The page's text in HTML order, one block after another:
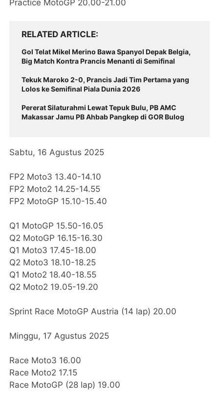
Practice MotoGP 20.00-21.00
RELATED ARTICLE
Gol Telat Mikel Merino Bawa Spanyol Depak Belgia,
Big Match Kontra Prancis Menanti di Semifinal
Tekuk Maroko 2-0, Prancis Jadi Tim Pertama yang
Lolos ke Semifinal Piala Dunia 2026
Pererat Silaturahmi Lewat Tepuk Bulu, PB AMC
Makassar Jamu PB Ahbab Pangkep di GOR Bulog
Sabtu, 16 Agustus 2025
FP2 Moto3 13.40-14.10
FP2 Moto2 14.25-14.55
FP2 MotoGP 15.10-15.40
Q1 MotoGP 15.50-16.05
Q2 MotoGP 16.15-16.30
Q1 Moto3 17.45-18.00
Q2 Moto3 18.10-18.25
Q1 Moto2 18.40-18.55
Q2 Moto2 19.05-19.20
Sprint Race MotoGP Austria (14 lap) 20.00
Minggu, 17 Agustus 2025
Race Moto3 16.00
Race Moto2 17.15
Race MotoGP (28 lap) 19.00